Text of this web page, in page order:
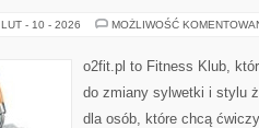
LUT - 10 - 2026 MOŻLIWOŚĆ
o2fit.pl to Fitness Klub,
do zmiany sylwetki i stylu
dla osób, które chcą